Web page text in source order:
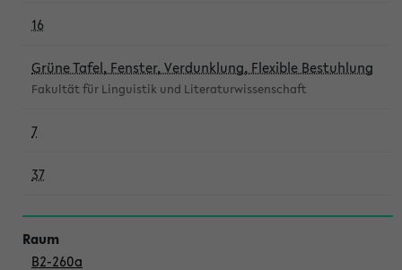
16
Grüne Tafel, Fenster, Verdunklung, Flexible Bestuhlung
Fakultät für Linguistik und Literaturwissenschaft
7
37
B2-260a